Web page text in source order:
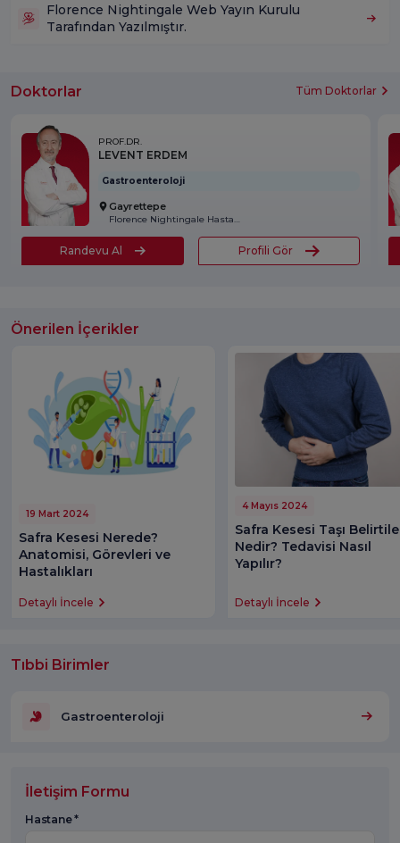
Florence Nightingale Web Yayın Kurulu
Tarafından Yazılmıştır.
Doktorlar Tüm Doktorlar
PROF.DR.
LEVENT ERDEM
Gastroenteroloji
Gayrettepe
Florence Nightingale Hastanesi
Randevu Al Profili Gör
Önerilen İçerikler
19 Mart 2024
Safra Kesesi Nerede?
Anatomisi, Görevleri ve
Hastalıkları
Detaylı İncele
4 Mayıs 2024
Safra Kesesi Taşı
Nedir? Tedavisi Nasıl
Yapılır?
Detaylı İncele
Tıbbi Birimler
Gastroenteroloji
İletişim Formu
Hastane *